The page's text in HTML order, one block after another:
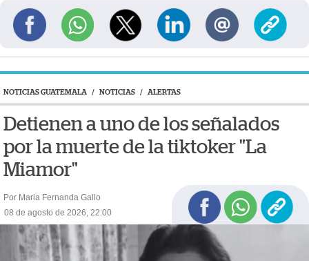
NOTICIAS GUATEMALA / NOTICIAS / ALERTAS
Detienen a uno de los señalados
por la muerte de la tiktoker "La
Miamor"
Por Maria Fernanda Gallo
08 de agosto de 2026, 22:00